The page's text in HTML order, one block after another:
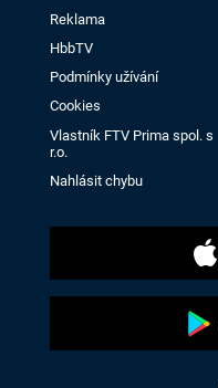
Reklama
HbbTV
Podmínky užívání
Cookies
Vlastník FTV Prima spol. s
r.o.
Nahlásit chybu